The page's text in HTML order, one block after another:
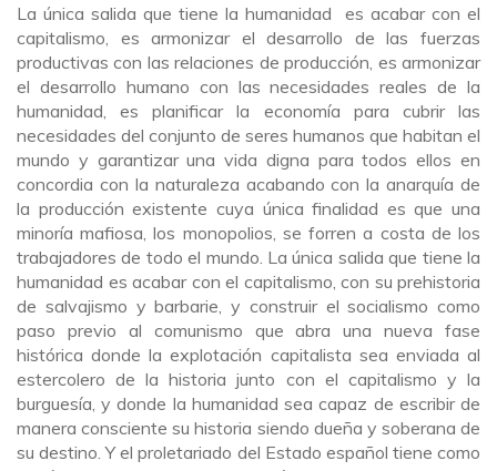
La única salida que tiene la humanidad es acabar con el
capitalismo, es armonizar el desarrollo de las fuerzas
productivas con las relaciones de producción, es armonizar
el desarrollo humano con las necesidades reales de la
humanidad, es planificar la economía para cubrir las
necesidades del conjunto de seres humanos que habitan el
mundo y garantizar una vida digna para todos ellos en
concordia con la naturaleza acabando con la anarquía de
la producción existente cuya única finalidad es que una
minoría mafiosa, los monopolios, se forren a costa de los
trabajadores de todo el mundo. La única salida que tiene la
humanidad es acabar con el capitalismo, con su prehistoria
de salvajismo y barbarie, y construir el socialismo como
paso previo al comunismo que abra una nueva fase
histórica donde la explotación capitalista sea enviada al
estercolero de la historia junto con el capitalismo y la
burguesía, y donde la humanidad sea capaz de escribir de
manera consciente su historia siendo dueña y soberana de
su destino. Y el proletariado del Estado español tiene como